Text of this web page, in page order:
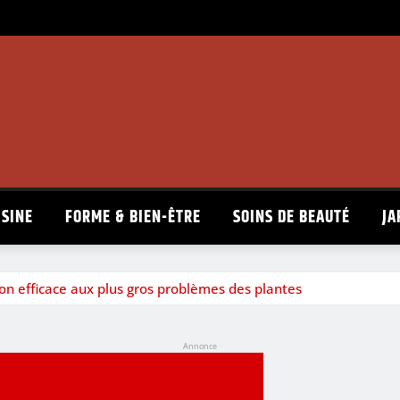
FORME & BIEN-ÊTRE SOINS DE BEAUTÉ
efficace aux plus gros problèmes des plantes
Annonce